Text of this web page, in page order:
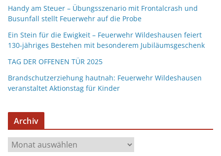
Handy am Steuer – Übungsszenario mit Frontalcrash und
Busunfall stellt Feuerwehr auf die Probe
Ein Stein für die Ewigkeit – Feuerwehr Wildeshausen feiert
130-jähriges Bestehen mit besonderem Jubiläumsgeschenk
TAG DER OFFENEN TÜR 2025
Brandschutzerziehung hautnah: Feuerwehr Wildeshausen
veranstaltet Aktionstag für Kinder
Archiv